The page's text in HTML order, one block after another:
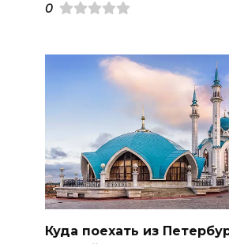
0
Куда поехать из